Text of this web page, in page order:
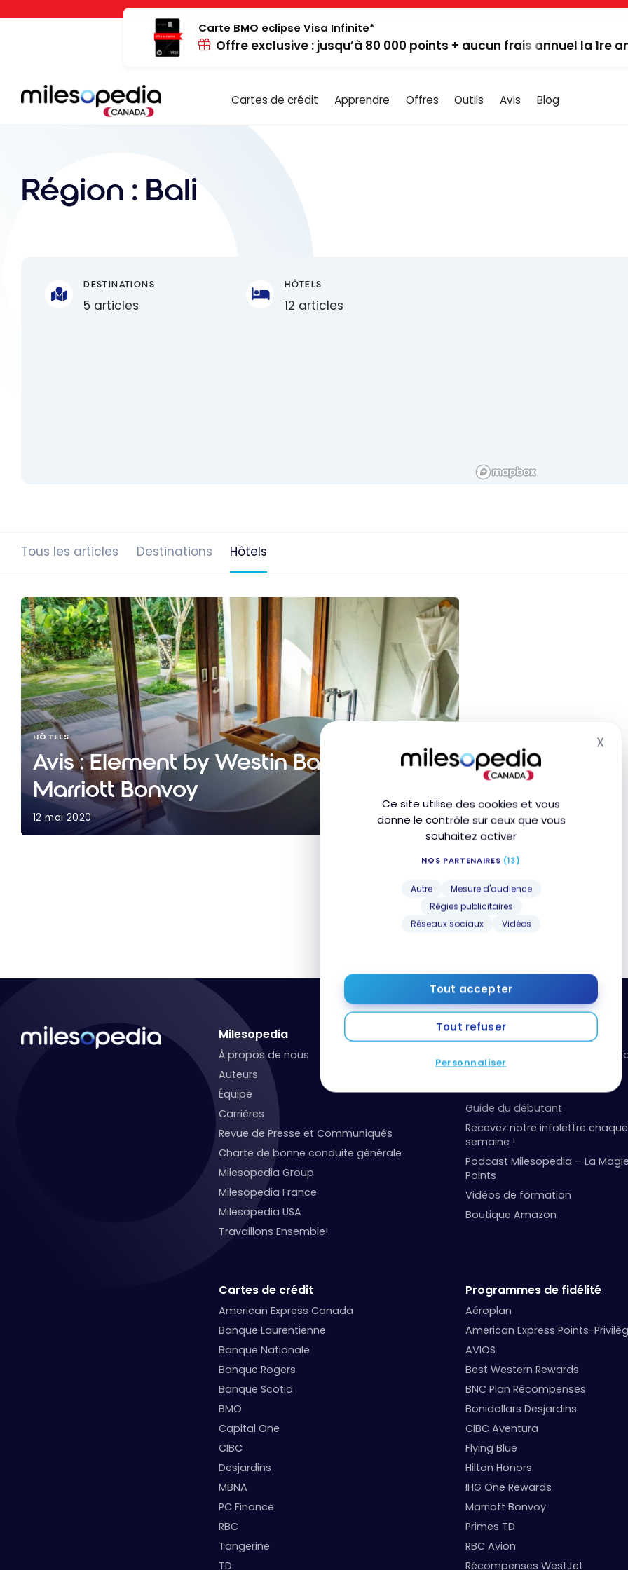
Panneau de gestion des cookies
Ce site utilise des cookies et vous
donne le contrôle sur ceux que vous
souhaitez activer
NOS PARTENAIRES (13)
Autre
Mesure d'audience
Régies publicitaires
Réseaux sociaux
Vidéos
Tout accepter
Tout refuser
Personnaliser
X
Carte BMO eclipse Visa Infinite*
Offre exclusive : jusqu’à 80 000 points + aucun frais annuel la 1re
Cartes de crédit Apprendre Offres Outils Avis Blog
Région : Bali
DESTINATIONS
5 articles
HÔTELS
12 articles
Tous les articles Destinations Hôtels
HÔTELS
Avis : Element by Westin Bali Ubud |
Marriott Bonvoy
12 mai 2020
1 2
Milesopedia
À propos de nous
Auteurs
Équipe
Carrières
Revue de Presse et Communiqués
Charte de bonne conduite générale
Milesopedia Group
Milesopedia France
Milesopedia USA
Travaillons Ensemble!
Ressources utiles
Boîte à outils: organisez vos
points
Guide du débutant
Recevez notre infolettre chaque
semaine !
Podcast Milesopedia – La
Points
Vidéos de formation
Boutique Amazon
Cartes de crédit
American Express Canada
Banque Laurentienne
Banque Nationale
Banque Rogers
Banque Scotia
BMO
Capital One
CIBC
Desjardins
MBNA
PC Finance
RBC
Tangerine
TD
Programmes de fidélité
Aéroplan
American Express Points-
AVIOS
Best Western Rewards
BNC Plan Récompenses
Bonidollars Desjardins
CIBC Aventura
Flying Blue
Hilton Honors
IHG One Rewards
Marriott Bonvoy
Primes TD
RBC Avion
Récompenses WestJet